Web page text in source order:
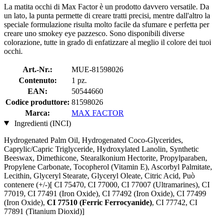
La matita occhi di Max Factor è un prodotto davvero versatile. Da
un lato, la punta permette di creare tratti precisi, mentre dall'altro la
speciale formulazione risulta molto facile da sfumare e perfetta per
creare uno smokey eye pazzesco. Sono disponibili diverse
colorazione, tutte in grado di enfatizzare al meglio il colore dei tuoi
occhi.
Art.-Nr.:
MUE-81598026
Contenuto:
1 pz.
EAN:
50544660
Codice produttore: 81598026
Marca:
MAX FACTOR
Ingredienti (INCI)
Hydrogenated Palm Oil, Hydrogenated Coco-Glycerides,
Caprylic/Capric Triglyceride, Hydroxylated Lanolin, Synthetic
Beeswax, Dimethicone, Stearalkonium Hectorite, Propylparaben,
Propylene Carbonate, Tocopherol (Vitamin E), Ascorbyl Palmitate,
Lecithin, Glyceryl Stearate, Glyceryl Oleate, Citric Acid, Può
contenere (+/-)[ CI 75470, CI 77000, CI 77007 (Ultramarines) , CI
77019, CI 77491 (Iron Oxide), CI 77492 (Iron Oxide), CI 77499
(Iron Oxide), CI 77510 (Ferric Ferrocyanide), CI 77742, CI
77891 (Titanium Dioxid)]